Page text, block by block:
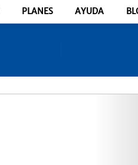
PLANES AYUDA